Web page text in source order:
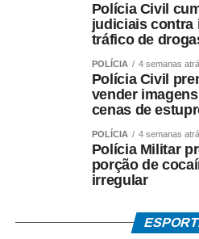
Polícia Civil
judiciais contra
tráfico de
POLÍCIA 4 semanas
Polícia Civil
vender
cenas de
POLÍCIA 4 semanas
Polícia Militar
porção de
irregular